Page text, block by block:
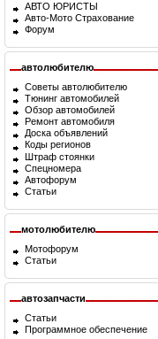
АВТО ЮРИСТЫ
Авто-Мото Страхование
Форум
автолюбителю
Советы автолюбителю
Тюнинг автомобилей
Обзор автомобилей
Ремонт автомобиля
Доска объявлений
Коды регионов
Штраф стоянки
Спецномера
Автофорум
Статьи
мотолюбителю
Мотофорум
Статьи
автозапчасти
Статьи
Программное обеспечение